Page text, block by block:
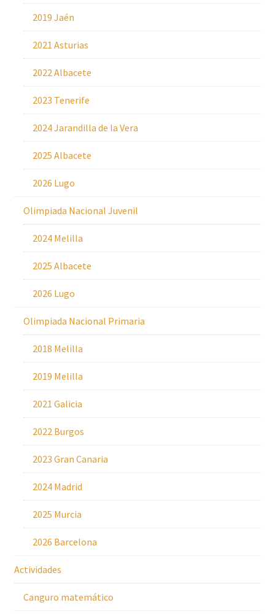
2019 Jaén
2021 Asturias
2022 Albacete
2023 Tenerife
2024 Jarandilla de la Vera
2025 Albacete
2026 Lugo
Olimpiada Nacional Juvenil
2024 Melilla
2025 Albacete
2026 Lugo
Olimpiada Nacional Primaria
2018 Melilla
2019 Melilla
2021 Galicia
2022 Burgos
2023 Gran Canaria
2024 Madrid
2025 Murcia
2026 Barcelona
Actividades
Canguro matemático